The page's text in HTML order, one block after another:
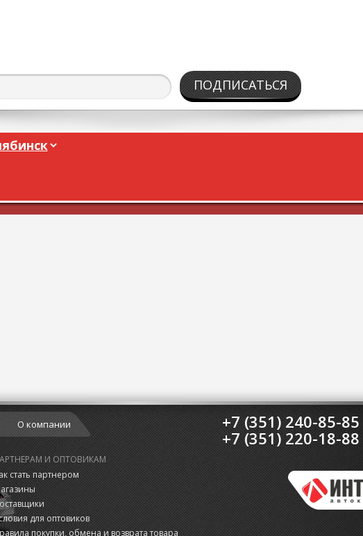
ПОДПИСАТЬСЯ
О компании +7 (351) 240-85-85
+7 (351) 220-18-88
И ОПТОВИКАМ
стать партнером
для оптовиков
покупки, обмена и возврата товара